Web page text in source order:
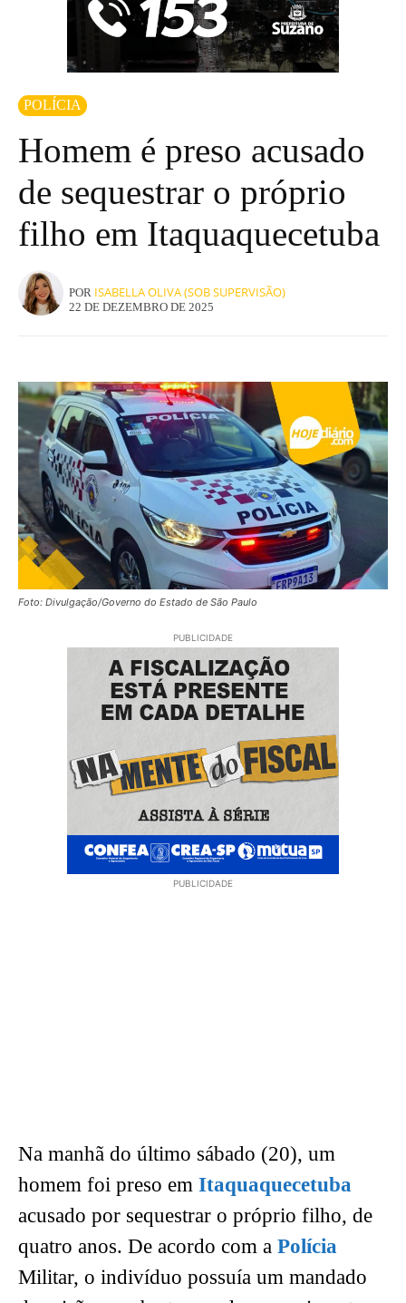
POLÍCIA
Homem é preso acusado
de sequestrar o próprio
filho em Itaquaquecetuba
POR ISABELLA OLIVA (SOB SUPERVISÃO)
22 DE DEZEMBRO DE 2025
Foto: Divulgação/Governo do Estado de São Paulo
PUBLICIDADE
PUBLICIDADE
Na manhã do último sábado (20), um
homem foi preso em Itaquaquecetuba
acusado por sequestrar o próprio filho, de
quatro anos. De acordo com a Polícia
Militar, o indivíduo possuía um mandado